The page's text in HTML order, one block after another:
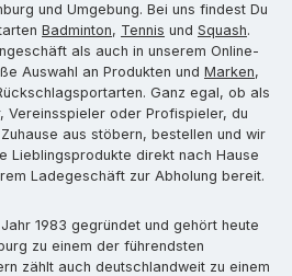
und Umgebung. Bei uns findest Du
Badminton, Tennis und Squash.
als auch in unserem Online-
Auswahl an Produkten und Marken,
Ganz egal, ob als
Vereinsspieler oder Profispieler, du
aus stöbern, bestellen und wir
Lieblingsprodukte direkt nach Hause
Ladegeschäft zur Abholung bereit.
1983 gegründet und gehört heute
zu einem der führendsten
zählt auch deutschlandweit zu einem